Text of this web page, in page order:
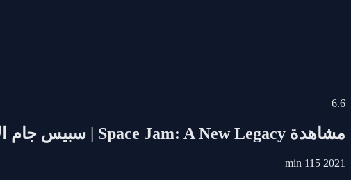
6.6
مشاهدة
2021
115 min